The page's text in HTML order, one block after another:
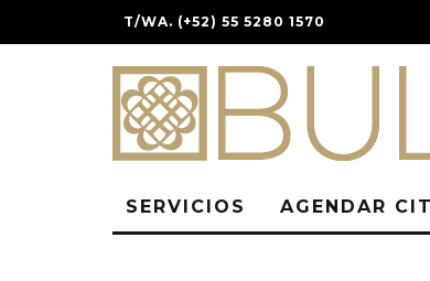
T/WA. (+52) 55 5280 1570
SERVICIOS AGENDAR